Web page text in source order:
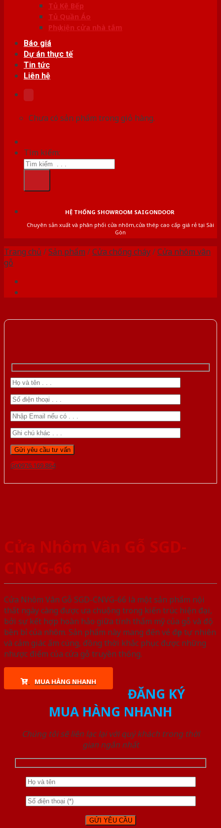
Tủ Kệ Bếp
Tủ Quần Áo
Phụ kiện cửa nhà tắm
Báo giá
Dự án thực tế
Tin tức
Liên hệ
Chưa có sản phẩm trong giỏ hàng.
Tìm kiếm:
HỆ THỐNG SHOWROOM SAIGONDOOR
Chuyên sản xuất và phân phối cửa nhôm,cửa thép cao cấp giá rẻ tại Sài
Gòn
Trang chủ /Sản phẩm /Cửa chống cháy/Cửa nhôm vân
gỗ
Gọi 0976.169.864
Cửa Nhôm Vân Gỗ SGD-
CNVG-66
Cửa Nhôm Vân Gỗ SGD-CNVG-66 là một sản phẩm nội
thất ngày càng được ưa chuộng trong kiến trúc hiện đại,
bởi sự kết hợp hoàn hảo giữa tính thẩm mỹ của gỗ và độ
bền bỉ của nhôm. Sản phẩm này mang đến vẻ đẹp tự nhiên
và cảm giác ấm cúng, đồng thời khắc phục được những
nhược điểm của cửa gỗ truyền thống.
MUA HÀNG NHANH
ĐĂNG KÝ
MUA HÀNG NHANH
Chúng tôi sẽ liên lạc lại với quý khách trong thời
gian ngắn nhất